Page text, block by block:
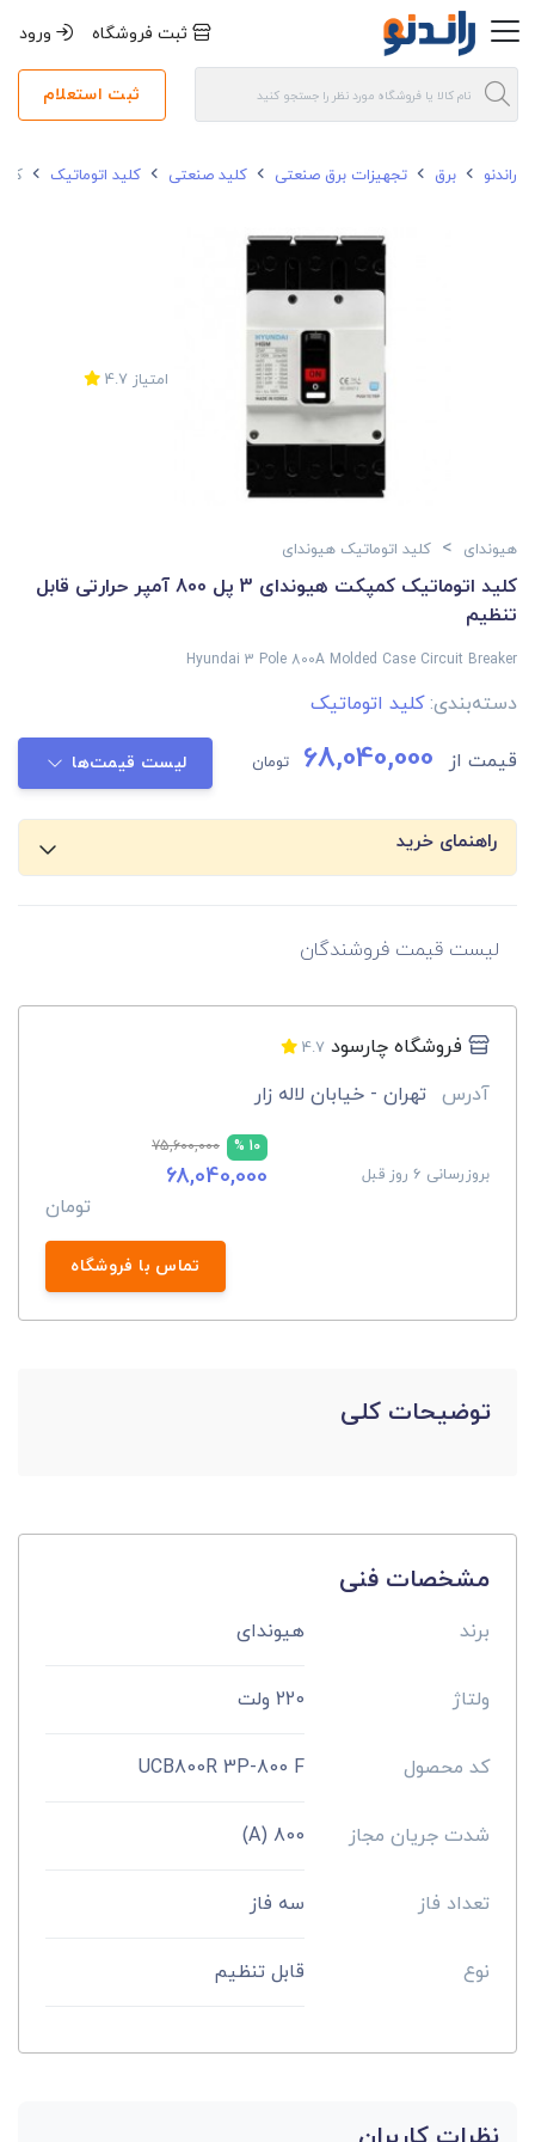
ثبت فروشگاه ورود
ثبت استعلام
راندنو برق تجهیزات برق صنعتی کلید صنعتی کلید اتوماتیک کلید
امتیاز 4.7
هیوندای > کلید اتوماتیک هیوندای
کلید اتوماتیک کمپکت هیوندای 3 پل 800 آمپر حرارتی قابل
تنظیم
Hyundai 3 Pole 800A Molded Case Circuit Breaker
دسته‌بندی:کلید اتوماتیک
قیمت از 68,040,000 تومان لیست قیمت‌ها
راهنمای خرید
لیست قیمت فروشندگان
فروشگاه چارسود 4.7
آدرس تهران - خیابان لاله زار
بروزرسانی 6 روز قبل
10 %
75,600,000
68,040,000
تومان
تماس با فروشگاه
توضیحات کلی
مشخصات فنی
برند هیوندای
ولتاژ 220 ولت
کد محصول UCB800R 3P-800 F
شدت جریان مجاز 800 (A)
تعداد فاز سه فاز
نوع قابل تنظیم